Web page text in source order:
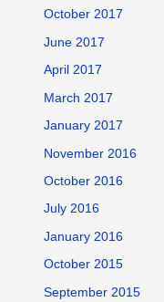
October 2017
June 2017
April 2017
March 2017
January 2017
November 2016
October 2016
July 2016
January 2016
October 2015
September 2015